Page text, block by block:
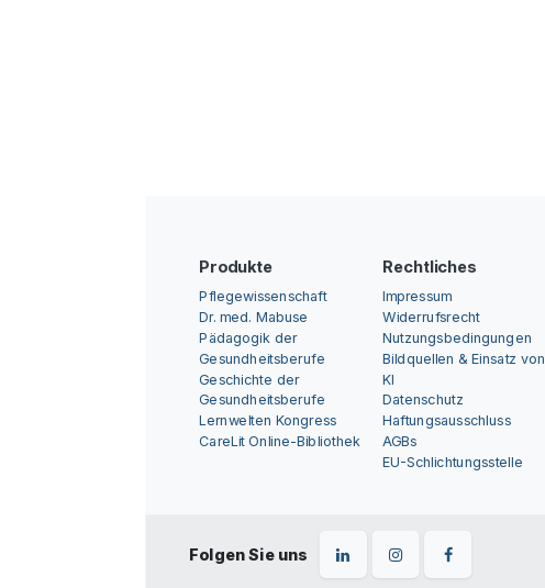
Produkte
Pflegewissenschaft
Dr. med. Mabuse
Pädagogik der
Gesundheitsberufe
Geschichte der
Gesundheitsberufe
Lernwelten Kongress
CareLit Online-Bibliothek
Rechtliches
Impressum
Widerrufsrecht
Nutzungsbedingungen
Bildquellen & Einsatz von
KI
Datenschutz
Haftungsausschluss
AGBs
EU-Schlichtungsstelle
Folgen Sie uns